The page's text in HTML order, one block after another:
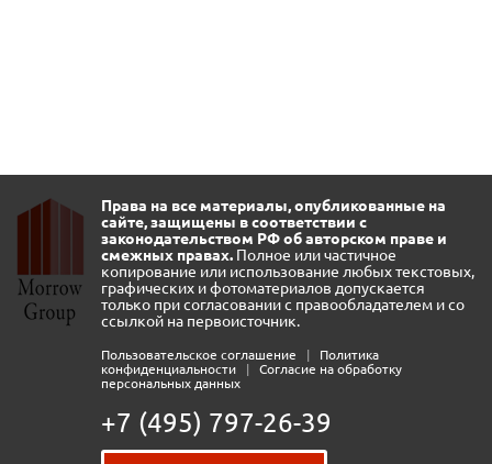
Права на все материалы, опубликованные на
сайте, защищены в соответствии с
законодательством РФ об авторском праве и
смежных правах. Полное или частичное
копирование или использование любых текстовых,
графических и фотоматериалов допускается
только при согласовании с правообладателем и со
ссылкой на первоисточник.
Пользовательское соглашение |
Политика
конфиденциальности
|
Согласие на обработку
персональных данных
+7 (495) 797-26-39